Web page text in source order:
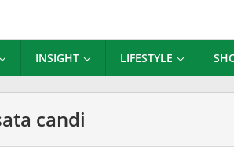
INSIGHT LIFESTYLE
candi